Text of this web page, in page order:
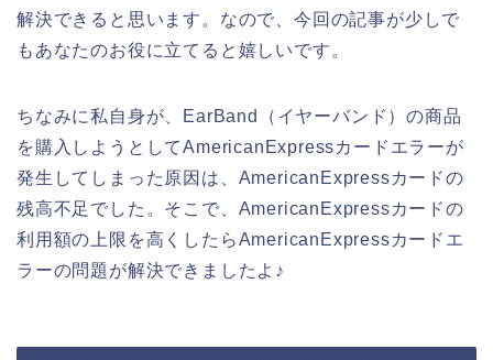
解決できると思います。なので、今回の記事が少しで
もあなたのお役に立てると嬉しいです。
ちなみに私自身が、EarBand（イヤーバンド）の商品
を購入しようとしてAmericanExpressカードエラーが
発生してしまった原因は、AmericanExpressカードの
残高不足でした。そこで、AmericanExpressカードの
利用額の上限を高くしたらAmericanExpressカードエ
ラーの問題が解決できましたよ♪